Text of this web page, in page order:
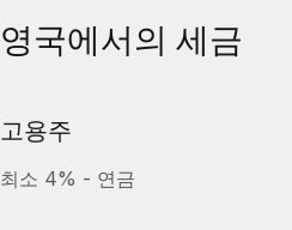
영국에서의 세금
고용주
최소 4% - 연금